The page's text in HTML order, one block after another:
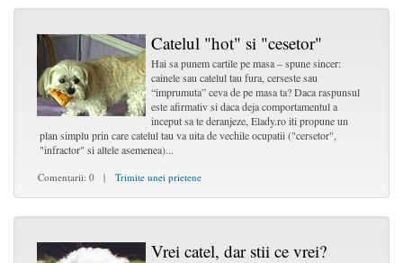
Catelul "hot" si "cesetor"
Hai sa punem cartile pe masa – spune sincer:
cainele sau catelul tau fura, cerseste sau
“imprumuta” ceva de pe masa ta? Daca raspunsul
este afirmativ si daca deja comportamentul a
inceput sa te deranjeze, Elady.ro iti propune un
plan simplu prin care catelul tau va uita de vechile ocupatii ("cersetor",
"infractor" si altele asemenea)...
Comentarii: 0 | Trimite unei prietene
Vrei catel, dar stii ce vrei?